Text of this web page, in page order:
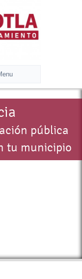
pública
tu municipio